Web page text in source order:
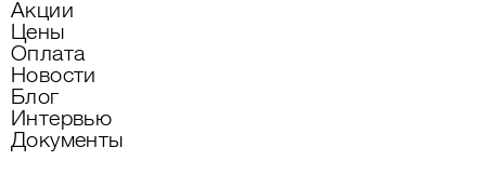
Акции
Цены
Оплата
Новости
Блог
Интервью
Документы